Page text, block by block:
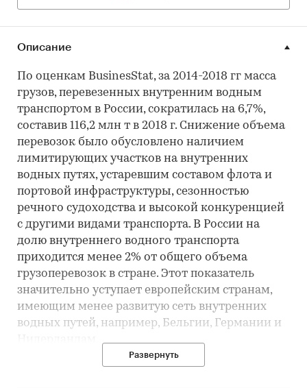
Описание
По оценкам BusinesStat, за 2014-2018 гг масса
грузов, перевезенных внутренним водным
транспортом в России, сократилась на 6,7%,
составив 116,2 млн т в 2018 г. Снижение объема
перевозок было обусловлено наличием
лимитирующих участков на внутренних
водных путях, устаревшим составом флота и
портовой инфраструктуры, сезонностью
речного судоходства и высокой конкуренцией
с другими видами транспорта. В России на
долю внутреннего водного транспорта
приходится менее 2% от общего объема
грузоперевозок в стране. Этот показатель
значительно уступает европейским странам,
имеющим менее развитую сеть внутренних
водных путей, например, Бельгии, Германии и
В 2014-2018 гг перевозки между внутренними
Развернуть